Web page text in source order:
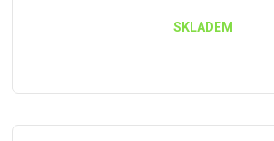
SKLADEM